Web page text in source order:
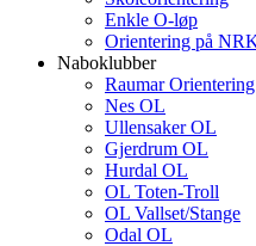
Enkle O-løp
Orientering på
Naboklubber
Raumar Orientering
Nes OL
Ullensaker OL
Gjerdrum OL
Hurdal OL
OL Toten-Troll
OL Vallset/Stange
Odal OL